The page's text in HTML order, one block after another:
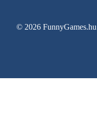
© 2026 FunnyGames.hu
Adatvédelem